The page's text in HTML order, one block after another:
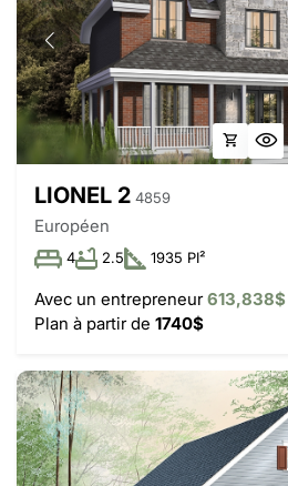
LIONEL 2 4859
Européen
4 2.5 1935 PI²
Avec un entrepreneur613,838$
Plan à partir de 1740$